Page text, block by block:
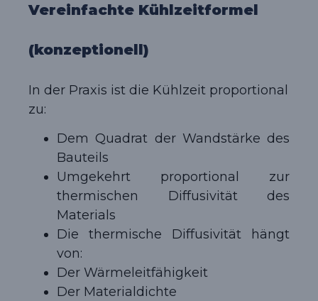
Vereinfachte Kühlzeitformel
(konzeptionell)
In der Praxis ist die Kühlzeit proportional
zu:
Dem Quadrat der Wandstärke des
Bauteils
Umgekehrt proportional zur
thermischen Diffusivität des
Materials
Die thermische Diffusivität hängt
von:
Der Wärmeleitfähigkeit
Der Materialdichte